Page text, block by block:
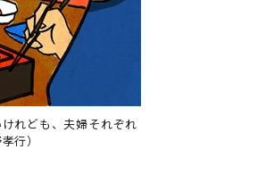
れども、夫婦それぞれ
行）